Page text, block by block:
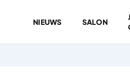
NIEUWS SALON